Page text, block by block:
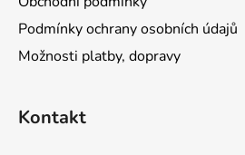
Podmínky ochrany osobních údajů
Možnosti platby, dopravy
Kontakt